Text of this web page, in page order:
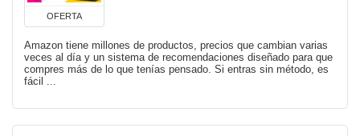
OFERTA
Amazon tiene millones de productos, precios que cambian varias
veces al día y un sistema de recomendaciones diseñado para que
compres más de lo que tenías pensado. Si entras sin método, es
fácil ...